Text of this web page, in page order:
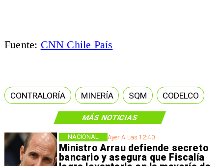
MÁS NOTICIAS
Ayer A Las 12:40
Ministro Arrau defiende secreto
bancario y asegura que Fiscalía
NACIONAL
Fuente: CNN Chile País
CONTRALORÍA MINERÍA SQM CODELCO